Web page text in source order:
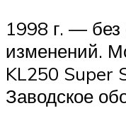
1998 г. —
изменений.
KL250 Super
Заводское